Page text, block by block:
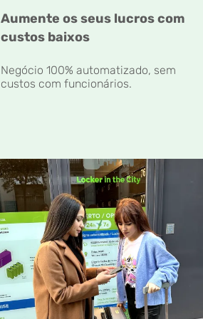
Aumente os seus lucros com
custos baixos
Negócio 100% automatizado, sem
custos com funcionários.